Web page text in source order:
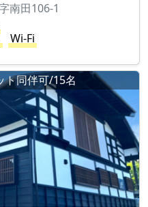
南田106-1
Wi-Fi
ト同伴可/15名